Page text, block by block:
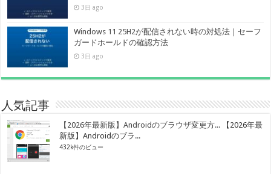
3日 ago
Windows 11 25H2が配信されない時の対処法｜セーフ
ガードホールドの確認方法
3日 ago
人気記事
【2026年最新版】Androidのブラウザ変更方...
【2026年最
新版】Androidのブラ...
432k件のビュー